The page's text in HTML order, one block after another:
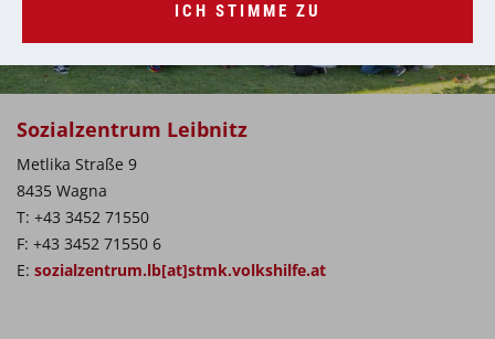
Sozialzentrum Leibnitz
Metlika Straße 9
8435 Wagna
T: +43 3452 71550
F: +43 3452 71550 6
E: sozialzentrum.lb[at]stmk.volkshilfe.at
ICH STIMME ZU